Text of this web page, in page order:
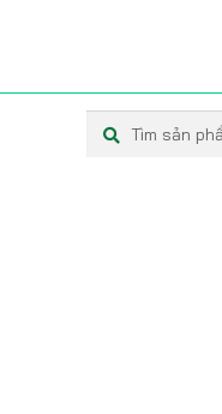
Tìm
kiếm:
Tìm
kiếm